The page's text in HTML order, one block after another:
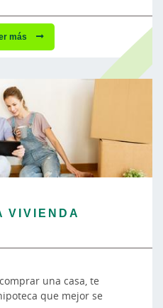
más
VIVIENDA
una casa, te
que mejor se